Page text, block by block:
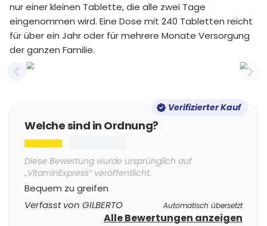
nur einer kleinen Tablette, die alle zwei Tage
eingenommen wird. Eine Dose mit 240 Tabletten reicht
für über ein Jahr oder für mehrere Monate Versorgung
der ganzen Familie.
Previous slide
Verifizierter Kauf
Welche sind in Ordnung?
Diese Bewertung wurde ursprünglich auf
„VitaminExpress“ veröffentlicht.
Bequem zu greifen
Verfasst von GILBERTO
Automatisch übersetzt
Alle Bewertungen anzeigen